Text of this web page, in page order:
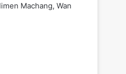
Machang, Wan